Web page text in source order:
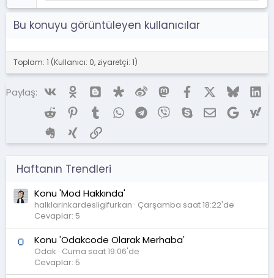
Bu konuyu görüntüleyen kullanıcılar
Toplam: 1 (Kullanıcı: 0, ziyaretçi: 1)
Paylaş: Vk BloggerDiaspora
Weibo MastodonFacebookX (Twitter)
Bluesky
Reddit Pinterest
TumblrWhatsAppTelegram
ViberSkypeE-postaGoogle
Evernote
Xing Link
Haftanın Trendleri
Konu 'Mod Hakkında'
halklarinkardesligifurkan Çarşamba saat 18:22'de
Cevaplar: 5
Konu 'Odakcode Olarak Merhaba'
Odak Cuma saat 19:06'de
Cevaplar: 5